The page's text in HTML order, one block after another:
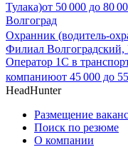
Тулака)от 50 000 до 80
Волгоград
Охранник (водитель-
Филиал Волгоградский,
Оператор 1С в
компаниюот 45 000 до
HeadHunter
Размещение
Поиск по резюме
О компании